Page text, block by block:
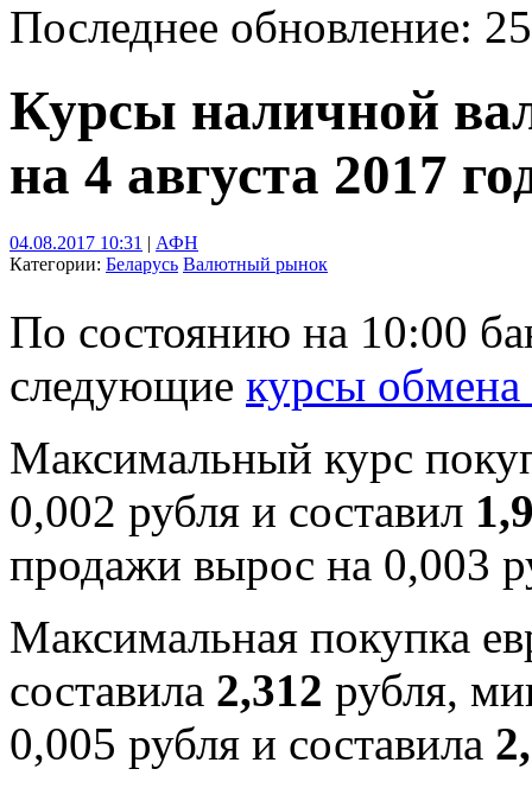
Последнее обновление:
Курсы наличной
на 4 августа 2017
04.08.2017 10:31 | АФН
Категории: Беларусь Валютный рынок
По состоянию на 10:00
следующие курсы обмена
Максимальный курс
0,002 рубля и составил
продажи вырос на 0,003
Максимальная покупка
составила 2,312 рубля,
0,005 рубля и составила